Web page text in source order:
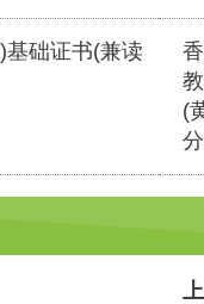
基础证书(兼读
(